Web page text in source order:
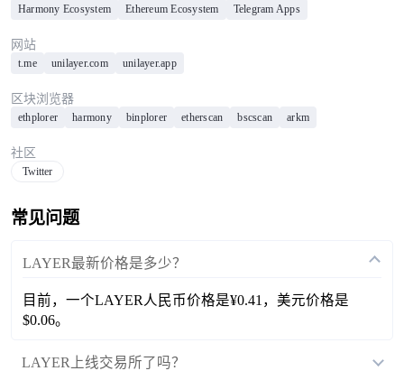
Harmony Ecosystem
Ethereum Ecosystem Telegram Apps
网站
t.me unilayer.com unilayer.app
区块浏览器
ethplorer harmony binplorer etherscan bscscan arkm
社区
Twitter
常见问题
LAYER最新价格是多少？
目前，一个LAYER人民币价格是¥0.41，美元价格是
$0.06。
LAYER上线交易所了吗？